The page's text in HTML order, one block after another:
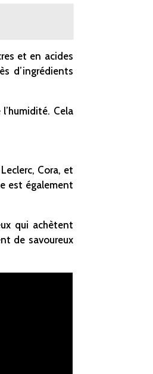
et en acides
d’ingrédients
Cela
Cora, et
est également
qui achètent
de savoureux